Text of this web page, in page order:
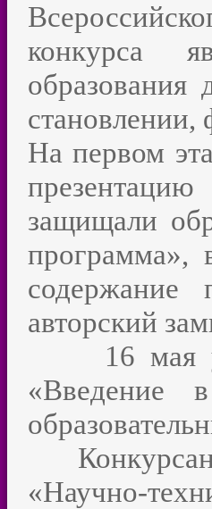
конкурса
образования
На первом
защищали
программа»,
содержание
авторский
16 мая
«Введение
«Научно-